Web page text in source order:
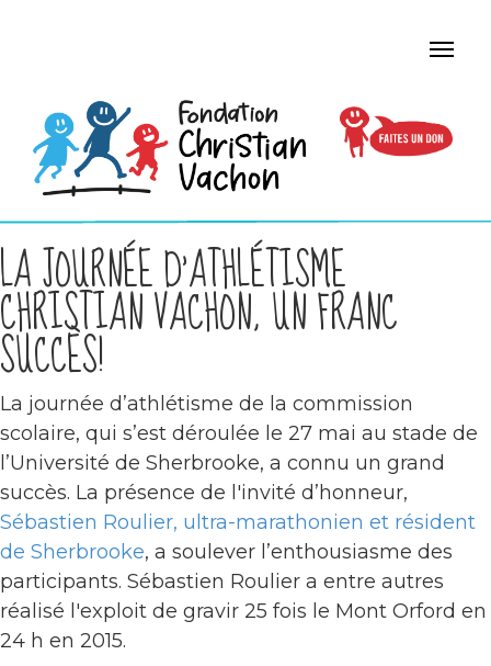
LA JOURNÉE D’ATHLÉTISME
CHRISTIAN VACHON, UN FRANC
SUCCÈS!
La journée d’athlétisme de la commission
scolaire, qui s’est déroulée le 27 mai au stade de
l’Université de Sherbrooke, a connu un grand
succès. La présence de l'invité d’honneur,
Sébastien Roulier, ultra-marathonien et résident
de Sherbrooke, a soulever l’enthousiasme des
participants. Sébastien Roulier a entre autres
réalisé l'exploit de gravir 25 fois le Mont Orford en
24 h en 2015.